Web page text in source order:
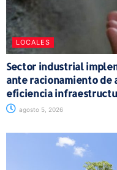
LOCALES
Sector industrial
ante racionamiento de
eficiencia
agosto 5, 2026